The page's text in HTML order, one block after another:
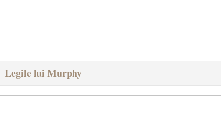
Legile lui Murphy